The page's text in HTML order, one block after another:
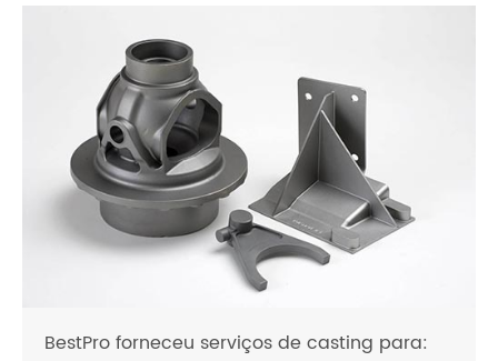
BestPro forneceu serviços de casting para: